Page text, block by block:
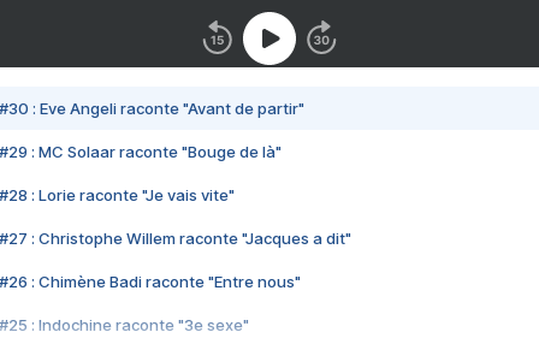
#30 : Eve Angeli raconte "Avant de partir"
#29 : MC Solaar raconte "Bouge de là"
#28 : Lorie raconte "Je vais vite"
#27 : Christophe Willem raconte "Jacques a dit"
#26 : Chimène Badi raconte "Entre nous"
#25 : Indochine raconte "3e sexe"